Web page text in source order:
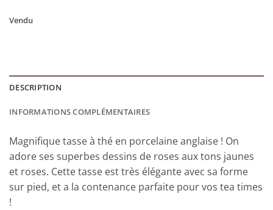
Vendu
DESCRIPTION
INFORMATIONS COMPLÉMENTAIRES
Magnifique tasse à thé en porcelaine anglaise ! On
adore ses superbes dessins de roses aux tons jaunes
et roses. Cette tasse est très élégante avec sa forme
sur pied, et a la contenance parfaite pour vos tea times
!